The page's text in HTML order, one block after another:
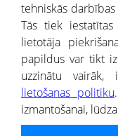
® CREDITREFORM
SIA
tehniskās
Tās tiek
lietotāja
papildus var tikt
uzzinātu
lietošanas politiku
izmantošanai,